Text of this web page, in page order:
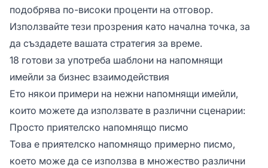
подобрява по-високи проценти на отговор.
Използвайте тези прозрения като начална точка, за
да създадете вашата стратегия за време.
18 готови за употреба шаблони на напомнящи
имейли за бизнес взаимодействия
Ето някои примери на нежни напомнящи имейли,
които можете да използвате в различни сценарии:
Просто приятелско напомнящо писмо
Това е приятелско напомнящо примерно писмо,
което може да се използва в множество различни